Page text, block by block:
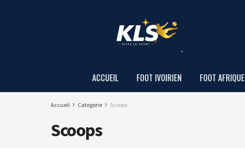
ACCUEIL FOOT IVOIRIEN FOOT AFRIQUE
Accueil Categorie Scoops
Scoops